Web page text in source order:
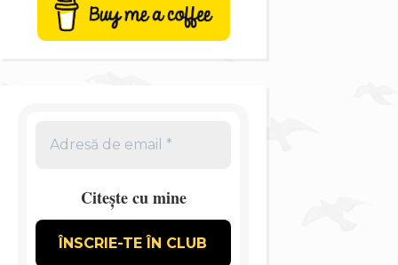
Citește cu mine